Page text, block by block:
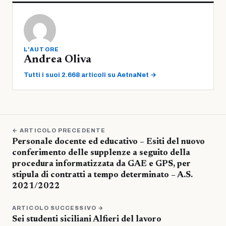
L'AUTORE
Andrea Oliva
Tutti i suoi 2.668 articoli su AetnaNet →
← ARTICOLO PRECEDENTE
Personale docente ed educativo – Esiti del nuovo
conferimento delle supplenze a seguito della
procedura informatizzata da GAE e GPS, per
stipula di contratti a tempo determinato – A.S.
2021/2022
ARTICOLO SUCCESSIVO →
Sei studenti siciliani Alfieri del lavoro